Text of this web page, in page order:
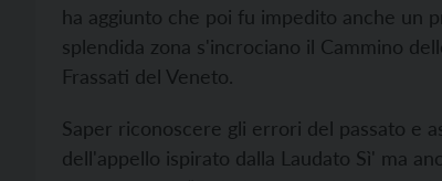
ha aggiunto che poi fu impedito anche un
splendida zona s'incrociano il Cammino
Frassati del Veneto.
Saper riconoscere gli errori del passato e
dell'appello ispirato dalla Laudato Sì' ma